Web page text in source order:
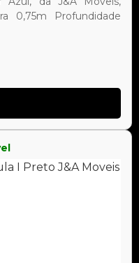
0,75m Profundidade